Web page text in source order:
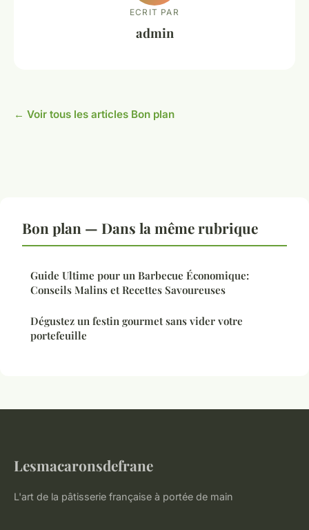
ECRIT PAR
admin
← Voir tous les articles Bon plan
Bon plan — Dans la même rubrique
Guide Ultime pour un Barbecue Économique:
Conseils Malins et Recettes Savoureuses
Dégustez un festin gourmet sans vider votre
portefeuille
Lesmacaronsdefrane
L'art de la pâtisserie française à portée de main